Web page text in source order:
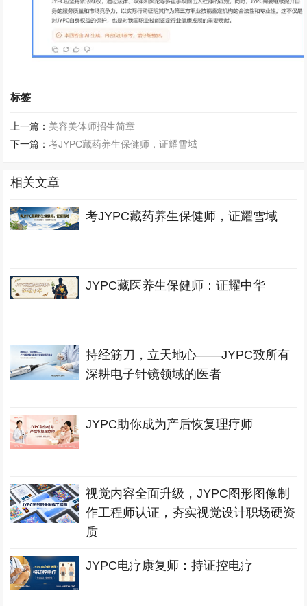
标签
上一篇： 美容美体师招生简章
下一篇：考JYPC藏药养生保健师，证耀雪域
相关文章
考JYPC藏药养生保健师，证耀雪域
JYPC藏医养生保健师：证耀中华
持经筋刀，立天地心——JYPC致所有
深耕电子针镜领域的医者
JYPC助你成为产后恢复理疗师
视觉内容全面升级，JYPC图形图像制
作工程师认证，夯实视觉设计职场硬资
质
JYPC电疗康复师：持证控电疗